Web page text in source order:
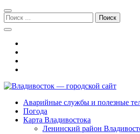
Перейти
к
навигации
Перейти
к
содержимому
Поиск:
Владивосток — городской сайт
Аварийные службы и полезные
Погода
Карта Владивостока
Ленинский район